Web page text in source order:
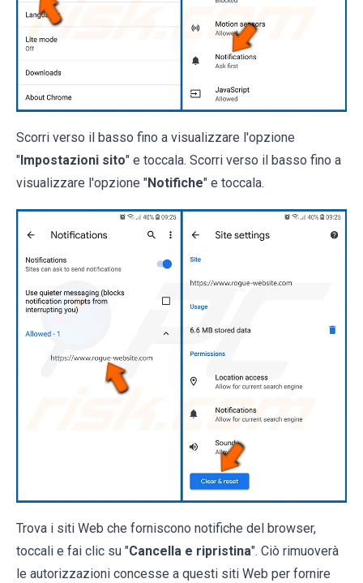
Scorri verso il basso fino a visualizzare l'opzione
"Impostazioni sito" e toccala. Scorri verso il basso fino a
visualizzare l'opzione "Notifiche" e toccala.
Trova i siti Web che forniscono notifiche del browser,
toccali e fai clic su "Cancella e ripristina". Ciò rimuoverà
le autorizzazioni concesse a questi siti Web per fornire